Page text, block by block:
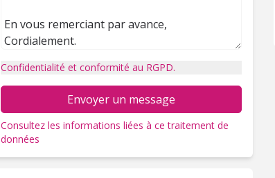
Confidentialité et conformité au RGPD.
Envoyer un message
Consultez les informations liées à ce traitement de
données